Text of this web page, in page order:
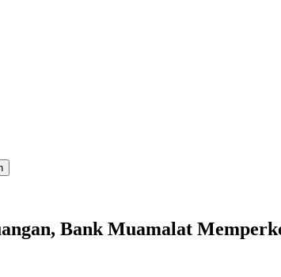
Bank Muamalat